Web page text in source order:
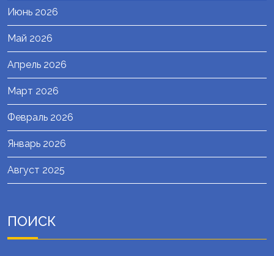
Июнь 2026
Май 2026
Апрель 2026
Март 2026
Февраль 2026
Январь 2026
Август 2025
ПОИСК